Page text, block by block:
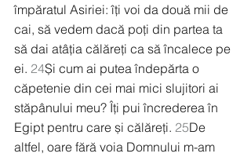
împăratul Asiriei: îți voi da două mii de
cai, să vedem dacă poți din partea ta
să dai atâția călăreți ca să încalece pe
ei. 24Și cum ai putea îndepărta o
căpetenie din cei mai mici slujitori ai
stăpânului meu? Îți pui încrederea în
Egipt pentru care și călăreți. 25De
altfel, oare fără voia Domnului m-am